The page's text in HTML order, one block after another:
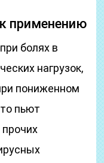
применению
болях в
нагрузок,
пониженном
пьют